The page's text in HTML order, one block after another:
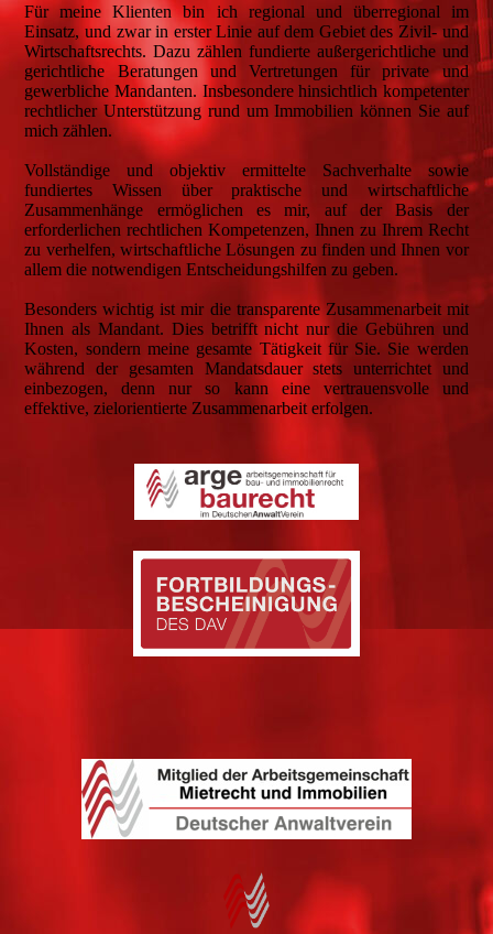
Für meine Klienten bin ich regional und überregional im
Einsatz, und zwar in erster Linie auf dem Gebiet des Zivil- und
Wirtschaftsrechts. Dazu zählen fundierte außergerichtliche und
gerichtliche Beratungen und Vertretungen für private und
gewerbliche Mandanten. Insbesondere hinsichtlich kompetenter
rechtlicher Unterstützung rund um Immobilien können Sie auf
mich zählen.
Vollständige und objektiv ermittelte Sachverhalte sowie
fundiertes Wissen über praktische und wirtschaftliche
Zusammenhänge ermöglichen es mir, auf der Basis der
erforderlichen rechtlichen Kompetenzen, Ihnen zu Ihrem Recht
zu verhelfen, wirtschaftliche Lösungen zu finden und Ihnen vor
allem die notwendigen Entscheidungshilfen zu geben.
Besonders wichtig ist mir die transparente Zusammenarbeit mit
Ihnen als Mandant. Dies betrifft nicht nur die Gebühren und
Kosten, sondern meine gesamte Tätigkeit für Sie. Sie werden
während der gesamten Mandatsdauer stets unterrichtet und
einbezogen, denn nur so kann eine vertrauensvolle und
effektive, zielorientierte Zusammenarbeit erfolgen.